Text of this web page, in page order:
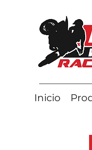
Inicio